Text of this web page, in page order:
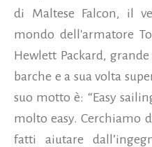
di Maltese Falcon, il
mondo dell'armatore
Hewlett Packard,
barche e a sua volta
suo motto è: “Easy
molto easy. Cerchiamo
fatti aiutare